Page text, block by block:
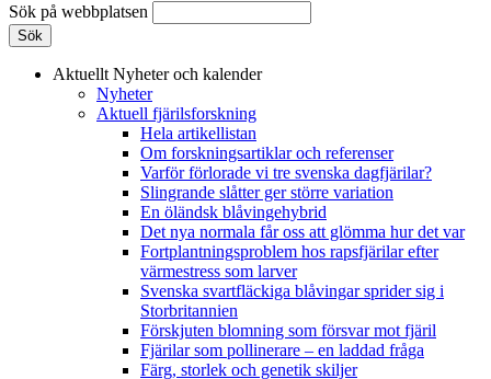
Sök på webbplatsen
Aktuellt Nyheter och kalender
Nyheter
Aktuell fjärilsforskning
Hela artikellistan
Om forskningsartiklar och referenser
Varför förlorade vi tre svenska dagfjärilar?
Slingrande slåtter ger större variation
En öländsk blåvingehybrid
Det nya normala får oss att glömma hur det var
Fortplantningsproblem hos rapsfjärilar efter
värmestress som larver
Svenska svartfläckiga blåvingar sprider sig i
Storbritannien
Förskjuten blomning som försvar mot fjäril
Fjärilar som pollinerare – en laddad fråga
Färg, storlek och genetik skiljer